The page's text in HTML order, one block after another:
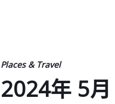
Places & Travel
2024年 5